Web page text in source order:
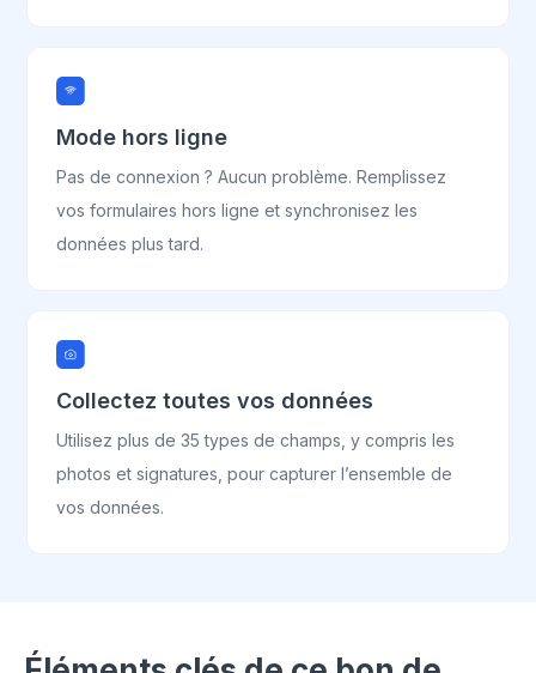
Mode hors ligne
Pas de connexion ? Aucun problème. Remplissez
vos formulaires hors ligne et synchronisez les
données plus tard.
Collectez toutes vos données
Utilisez plus de 35 types de champs, y compris les
photos et signatures, pour capturer l’ensemble de
vos données.